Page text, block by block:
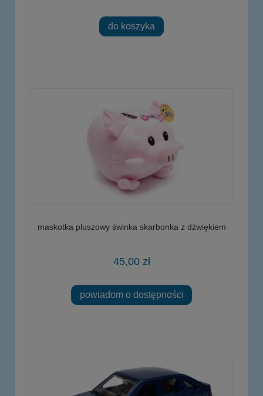
do koszyka
maskotka pluszowy świnka skarbonka z dźwiękiem
45,00 zł
powiadom o dostępności